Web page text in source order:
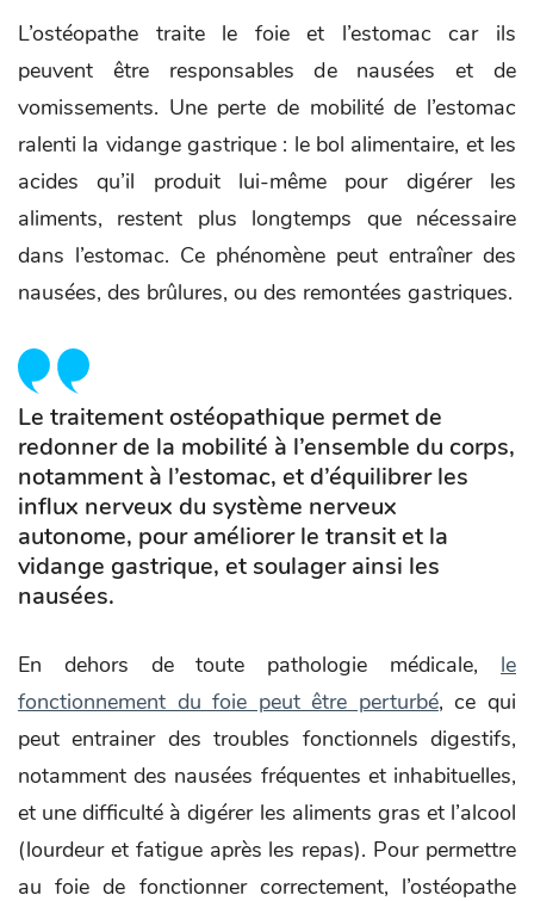
L’ostéopathe traite le foie et l’estomac car ils
peuvent être responsables de nausées et de
vomissements. Une perte de mobilité de l’estomac
ralenti la vidange gastrique : le bol alimentaire, et les
acides qu’il produit lui-même pour digérer les
aliments, restent plus longtemps que nécessaire
dans l’estomac. Ce phénomène peut entraîner des
nausées, des brûlures, ou des remontées gastriques.
Le traitement ostéopathique permet de
redonner de la mobilité à l’ensemble du corps,
notamment à l’estomac, et d’équilibrer les
influx nerveux du système nerveux
autonome, pour améliorer le transit et la
vidange gastrique, et soulager ainsi les
nausées.
En dehors de toute pathologie médicale, le
fonctionnement du foie peut être perturbé, ce qui
peut entrainer des troubles fonctionnels digestifs,
notamment des nausées fréquentes et inhabituelles,
et une difficulté à digérer les aliments gras et l’alcool
(lourdeur et fatigue après les repas). Pour permettre
au foie de fonctionner correctement, l’ostéopathe